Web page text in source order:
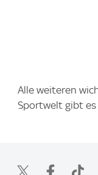
Alle weiteren
Sportwelt gibt es